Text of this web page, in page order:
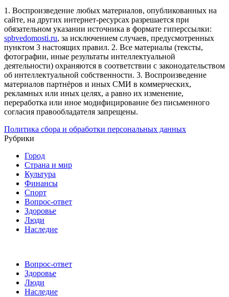
1. Воспроизведение любых материалов, опубликованных на
сайте, на других интернет-ресурсах разрешается при
обязательном указании источника в формате гиперссылки:
spbvedomosti.ru, за исключением случаев, предусмотренных
пунктом 3 настоящих правил. 2. Все материалы (тексты,
фотографии, иные результаты интеллектуальной
деятельности) охраняются в соответствии с законодательством
об интеллектуальной собственности. 3. Воспроизведение
материалов партнёров и иных СМИ в коммерческих,
рекламных или иных целях, а равно их изменение,
переработка или иное модифицирование без письменного
согласия правообладателя запрещены.
Политика сбора и обработки персональных данных
Рубрики
Город
Страна и мир
Культура
Финансы
Спорт
Вопрос-ответ
Здоровье
Люди
Наследие
Вопрос-ответ
Здоровье
Люди
Наследие